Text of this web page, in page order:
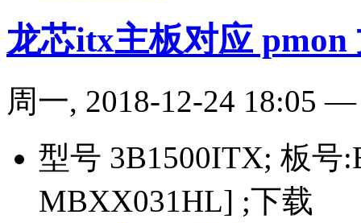
龙芯itx主板对应 pmon
周一, 2018-12-24 18:05
型号 3B1500ITX; 板
MBXX031HL] ;下载